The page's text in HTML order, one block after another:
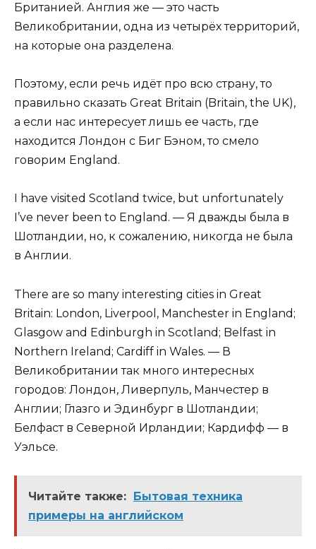
Британией. Англия же — это часть
Великобритании, одна из четырёх территорий,
на которые она разделена.
Поэтому, если речь идёт про всю страну, то
правильно сказать Great Britain (Britain, the UK),
а если нас интересует лишь ее часть, где
находится Лондон с Биг Бэном, то смело
говорим England.
I have visited Scotland twice, but unfortunately
I’ve never been to England. — Я дважды была в
Шотландии, но, к сожалению, никогда не была
в Англии.
There are so many interesting cities in Great
Britain: London, Liverpool, Manchester in England;
Glasgow and Edinburgh in Scotland; Belfast in
Northern Ireland; Cardiff in Wales. — В
Великобритании так много интересных
городов: Лондон, Ливерпуль, Манчестер в
Англии; Глазго и Эдинбург в Шотландии;
Белфаст в Северной Ирландии; Кардифф — в
Уэльсе.
Читайте также: Бытовая техника
примеры на английском